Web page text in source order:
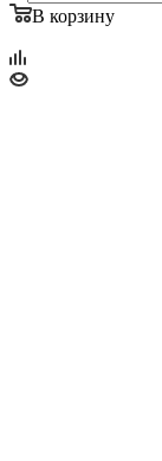
В корзину